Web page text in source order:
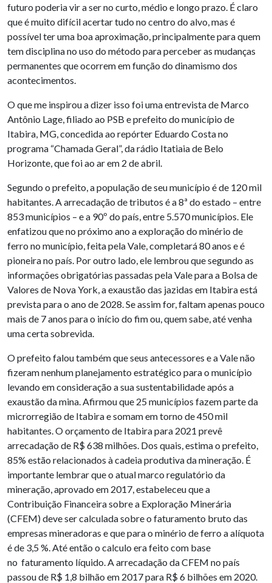
futuro poderia vir a ser no curto, médio e longo prazo. É claro
que é muito difícil acertar tudo no centro do alvo, mas é
possível ter uma boa aproximação, principalmente para quem
tem disciplina no uso do método para perceber as mudanças
permanentes que ocorrem em função do dinamismo dos
acontecimentos.
O que me inspirou a dizer isso foi uma entrevista de Marco
Antônio Lage, filiado ao PSB e prefeito do município de
Itabira, MG, concedida ao repórter Eduardo Costa no
programa “Chamada Geral”, da rádio Itatiaia de Belo
Horizonte, que foi ao ar em 2 de abril.
Segundo o prefeito, a população de seu município é de 120 mil
habitantes. A arrecadação de tributos é a 8ª do estado – entre
853 municípios – e a 90º do país, entre 5.570 municípios. Ele
enfatizou que no próximo ano a exploração do minério de
ferro no município, feita pela Vale, completará 80 anos e é
pioneira no país. Por outro lado, ele lembrou que segundo as
informações obrigatórias passadas pela Vale para a Bolsa de
Valores de Nova York, a exaustão das jazidas em Itabira está
prevista para o ano de 2028. Se assim for, faltam apenas pouco
mais de 7 anos para o início do fim ou, quem sabe, até venha
uma certa sobrevida.
O prefeito falou também que seus antecessores e a Vale não
fizeram nenhum planejamento estratégico para o município
levando em consideração a sua sustentabilidade após a
exaustão da mina. Afirmou que 25 municípios fazem parte da
microrregião de Itabira e somam em torno de 450 mil
habitantes. O orçamento de Itabira para 2021 prevê
arrecadação de R$ 638 milhões. Dos quais, estima o prefeito,
85% estão relacionados à cadeia produtiva da mineração. É
importante lembrar que o atual marco regulatório da
mineração, aprovado em 2017, estabeleceu que a
Contribuição Financeira sobre a Exploração Minerária
(CFEM) deve ser calculada sobre o faturamento bruto das
empresas mineradoras e que para o minério de ferro a alíquota
é de 3,5 %. Até então o calculo era feito com base
no faturamento líquido. A arrecadação da CFEM no país
passou de R$ 1,8 bilhão em 2017 para R$ 6 bilhões em 2020.